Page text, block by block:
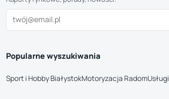
Popularne wyszukiwania
Sport i Hobby BiałystokMotoryzacja Radom